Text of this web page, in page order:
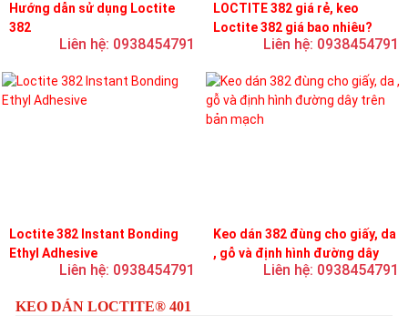
Hướng dẫn sử dụng Loctite
382
Liên hệ: 0938454791
LOCTITE 382 giá rẻ, keo
Loctite 382 giá bao nhiêu?
Liên hệ: 0938454791
Loctite 382 Instant Bonding
Ethyl Adhesive
Liên hệ: 0938454791
Keo dán 382 đùng cho giấy, da
, gỗ và định hình đường dây
trên bản mạchLiên hệ: 0938454791
KEO DÁN LOCTITE® 401